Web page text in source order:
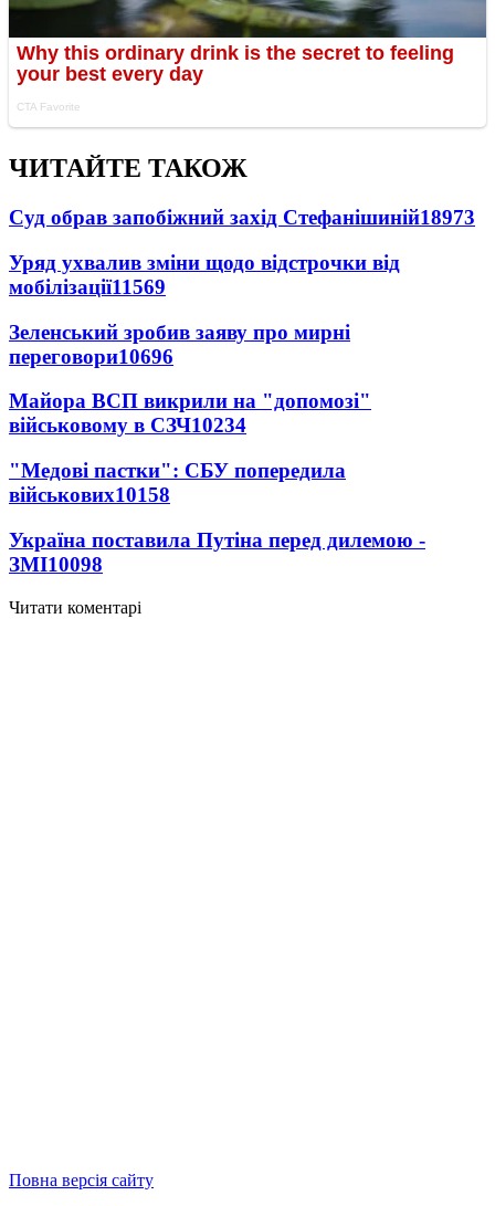
ЧИТАЙТЕ ТАКОЖ
Суд обрав запобіжний захід Стефанішиній18973
Уряд ухвалив зміни щодо відстрочки від
мобілізації11569
Зеленський зробив заяву про мирні
переговори10696
Майора ВСП викрили на "допомозі"
військовому в СЗЧ10234
"Медові пастки": СБУ попередила
військових10158
Україна поставила Путіна перед дилемою -
ЗМІ10098
Читати коментарі
Повна версія сайту